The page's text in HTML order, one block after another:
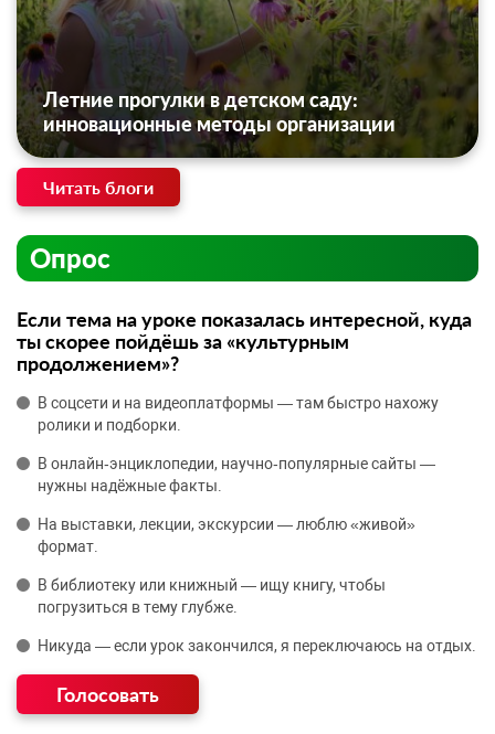
Летние прогулки в детском саду:
инновационные методы организации
Читать блоги
Опрос
Если тема на уроке показалась интересной, куда
ты скорее пойдёшь за «культурным
продолжением»?
В соцсети и на видеоплатформы — там быстро нахожу
ролики и подборки.
В онлайн‑энциклопедии, научно‑популярные сайты —
нужны надёжные факты.
На выставки, лекции, экскурсии — люблю «живой»
формат.
В библиотеку или книжный — ищу книгу, чтобы
погрузиться в тему глубже.
Никуда — если урок закончился, я переключаюсь на отдых.